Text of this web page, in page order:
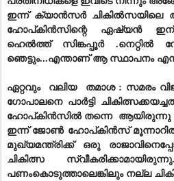
ഇന്ന് ക്യാൻസർ
ഹോപ്കിൻസിന്റെ ഏഷ്യൻ
ഹെൽത്ത് സിങ്കപ്പൂർ .നെറ്റിൽ
ഞെട്ടും...എന്താണ്‌ ആ സ്ഥാപനം
ഏറ്റവും വലിയ തമാശ : സമരം
ഗോപാലനെ പാർട്ടി
ഹോപ്കിൻസിൽ തന്നെ ആയിരുന്നു
ഇന്ന് ജോൺ ഹോപ്കിൻസ് മൂന്നാറിൽ
മുഖ്യമന്ത്രിക്ക് ഒരു
ചികിത്സ
പണംകൊടുത്താലെങ്കിലും നല്ല